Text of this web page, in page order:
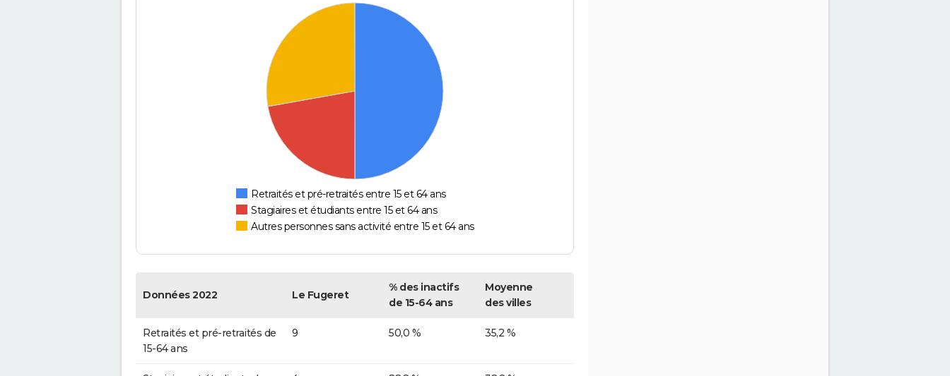
Retraités et pré-retraités entre 15 et 64 ans
Stagiaires et étudiants entre 15 et 64 ans
Autres personnes sans activité entre 15 et 64 ans
Données 2022 Le Fugeret
% des inactifs
de 15-64 ans
Moyenne
des villes
Retraités et pré-retraités de
15-64 ans
9 50,0 % 35,2 %